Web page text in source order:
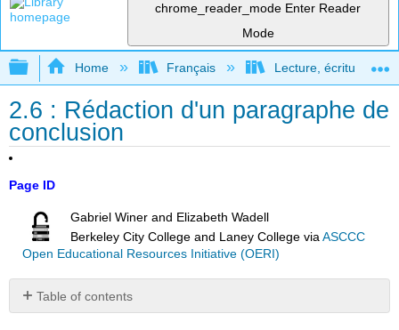
chrome_reader_mode Enter Reader
Mode
Expand/collapse global hierarchy
Home Français Lecture, écriture,
2.6 : Rédaction d'un paragraphe de
conclusion
Page ID
Gabriel Winer and Elizabeth Wadell
Berkeley City College and Laney College viaASCCC
Open Educational Resources Initiative (OERI)
Table of contents